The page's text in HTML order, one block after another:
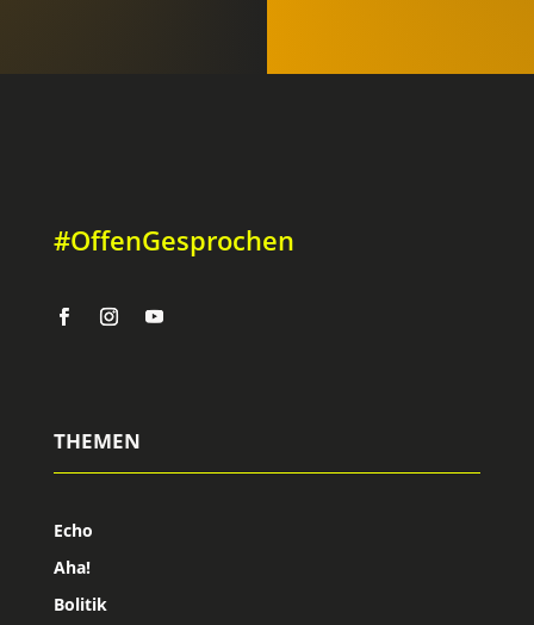
#OffenGesprochen
THEMEN
Echo
Aha!
Bolitik